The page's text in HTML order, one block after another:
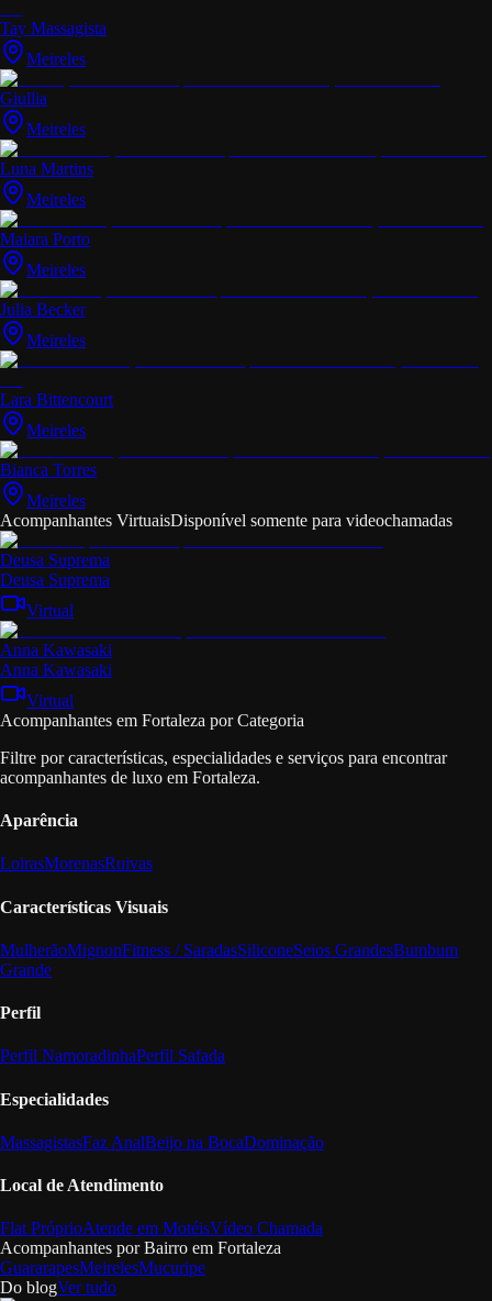
Tay Massagista
Meireles
Giullia
Meireles
Luna Martins
Meireles
Maiara Porto
Meireles
Julia Becker
Meireles
Lara Bittencourt
Meireles
Bianca Torres
Meireles
Acompanhantes VirtuaisDisponível somente para videochamadas
Deusa Suprema
Deusa Suprema
Virtual
Anna Kawasaki
Anna Kawasaki
Virtual
Acompanhantes em Fortaleza por Categoria
Filtre por características, especialidades e serviços para encontrar
acompanhantes de luxo em Fortaleza.
Aparência
LoirasMorenasRuivas
Características Visuais
MulherãoMignonFitness / SaradasSiliconeSeios GrandesBumbum
Grande
Perfil
Perfil NamoradinhaPerfil Safada
Especialidades
MassagistasFaz AnalBeijo na BocaDominação
Local de Atendimento
Flat PróprioAtende em MotéisVídeo Chamada
Acompanhantes por Bairro em Fortaleza
GuararapesMeirelesMucuripe
Do blogVer tudo